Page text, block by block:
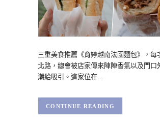
三重美食推薦《育婷越南法國麵包》，每
北路，總會被店家傳來陣陣香氣以及門口
潮給吸引。這家位在…
CONTINUE READING